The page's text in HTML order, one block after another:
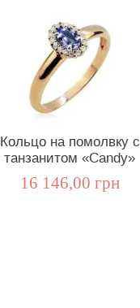
Кольцо на помолвку c
танзанитом «Candy»
16 146,00 грн